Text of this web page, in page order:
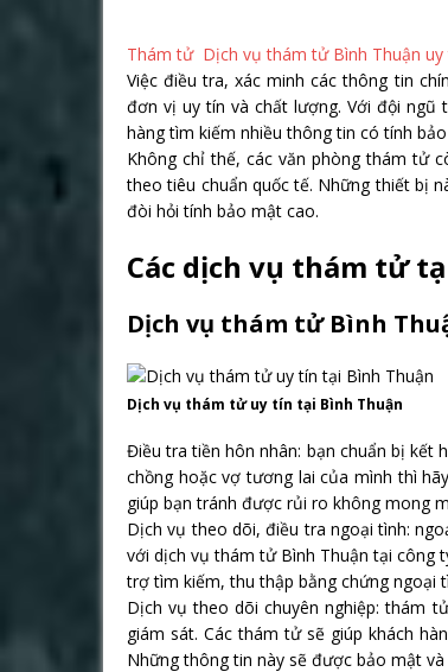
Thám tử Dịch vụ thám tử Bình Thuận uy
Việc điều tra, xác minh các thông tin
đơn vị uy tín và chất lượng. Với đội
hàng tìm kiếm nhiều thông tin có tính
Không chỉ thế, các văn phòng thám tử
theo tiêu chuẩn quốc tế. Những thiết bị
đòi hỏi tính bảo mật cao.
Các dịch vụ thám tử
Dịch vụ thám tử Bình
Dịch vụ thám tử uy tín tại Bình Thuận
Điều tra tiền hôn nhân: bạn chuẩn bị kết
chồng hoặc vợ tương lai của mình thì
giúp bạn tránh được rủi ro không mong
Dịch vụ theo dõi, điều tra ngoại tình:
với dịch vụ thám tử Bình Thuận tại công
trợ tìm kiếm, thu thập bằng chứng ngoại
Dịch vụ theo dõi chuyên nghiệp: thám
giám sát. Các thám tử sẽ giúp khách
Những thông tin này sẽ được bảo mật